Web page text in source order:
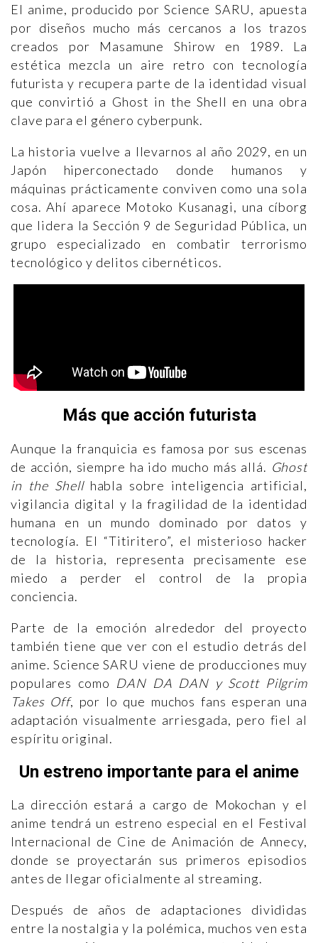
El anime, producido por Science SARU, apuesta
por diseños mucho más cercanos a los trazos
creados por Masamune Shirow en 1989. La
estética mezcla un aire retro con tecnología
futurista y recupera parte de la identidad visual
que convirtió a Ghost in the Shell en una obra
clave para el género cyberpunk.
La historia vuelve a llevarnos al año 2029, en un
Japón hiperconectado donde humanos y
máquinas prácticamente conviven como una sola
cosa. Ahí aparece Motoko Kusanagi, una cíborg
que lidera la Sección 9 de Seguridad Pública, un
grupo especializado en combatir terrorismo
tecnológico y delitos cibernéticos.
Más que acción futurista
Aunque la franquicia es famosa por sus escenas
de acción, siempre ha ido mucho más allá. Ghost
in the Shell habla sobre inteligencia artificial,
vigilancia digital y la fragilidad de la identidad
humana en un mundo dominado por datos y
tecnología. El “Titiritero”, el misterioso hacker
de la historia, representa precisamente ese
miedo a perder el control de la propia
conciencia.
Parte de la emoción alrededor del proyecto
también tiene que ver con el estudio detrás del
anime. Science SARU viene de producciones muy
populares como DAN DA DAN y Scott Pilgrim
Takes Off, por lo que muchos fans esperan una
adaptación visualmente arriesgada, pero fiel al
espíritu original.
Un estreno importante para el anime
La dirección estará a cargo de Mokochan y el
anime tendrá un estreno especial en el Festival
Internacional de Cine de Animación de Annecy,
donde se proyectarán sus primeros episodios
antes de llegar oficialmente al streaming.
Después de años de adaptaciones divididas
entre la nostalgia y la polémica, muchos ven esta